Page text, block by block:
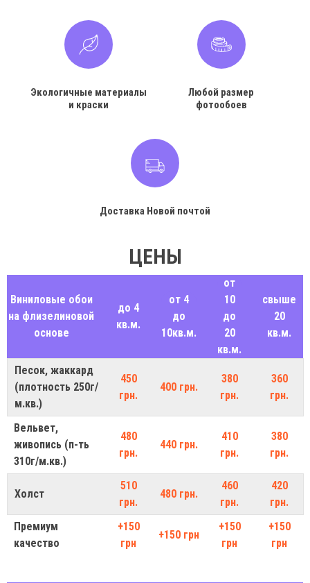
Экологичные материалы
и краски
Любой размер
фотообоев
Доставка Новой почтой
ЦЕНЫ
Виниловые обои
на флизелиновой
основе
до 4
кв.м.
от 4
до
10кв.м.
от
10
до
20
кв.м.
свыше
20
кв.м.
Песок, жаккард
(плотность 250г/
м.кв.)
450
грн.
400 грн.
380
грн.
360
грн.
Вельвет,
живопись (п-ть
310г/м.кв.)
480
грн.
440 грн.
410
грн.
380
грн.
Холст
510
грн.
480 грн.
460
грн.
420
грн.
Премиум
качество
+150
грн
+150 грн
+150
грн
+150
грн